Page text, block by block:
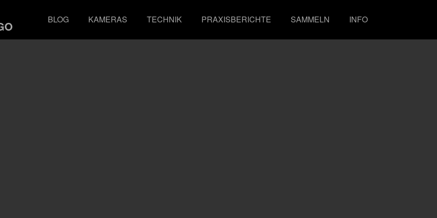
BLOG KAMERAS TECHNIK PRAXISBERICHTE SAMMELN INFO